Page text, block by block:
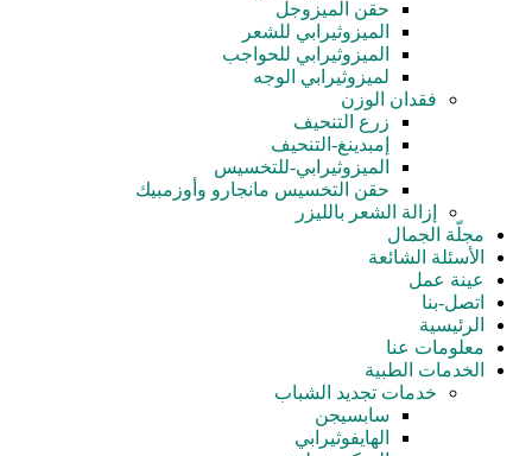
حقن الميزوجل
الميزوثيرابي للشعر
الميزوثيرابي للحواجب
لميزوثيرابي الوجه
فقدان الوزن
زرع التنحيف
إمبدينغ-التنحيف
الميزوثيرابي-للتخسيس
حقن التخسيس مانجارو وأوزمبيك
إزالة الشعر بالليزر
مجلّة الجمال
الأسئلة الشائعة
عينة عمل
اتصل-بنا
الرئيسية
معلومات عنا
الخدمات الطبية
خدمات تجدید الشباب
سابسيجن
الهايفوثيرابي